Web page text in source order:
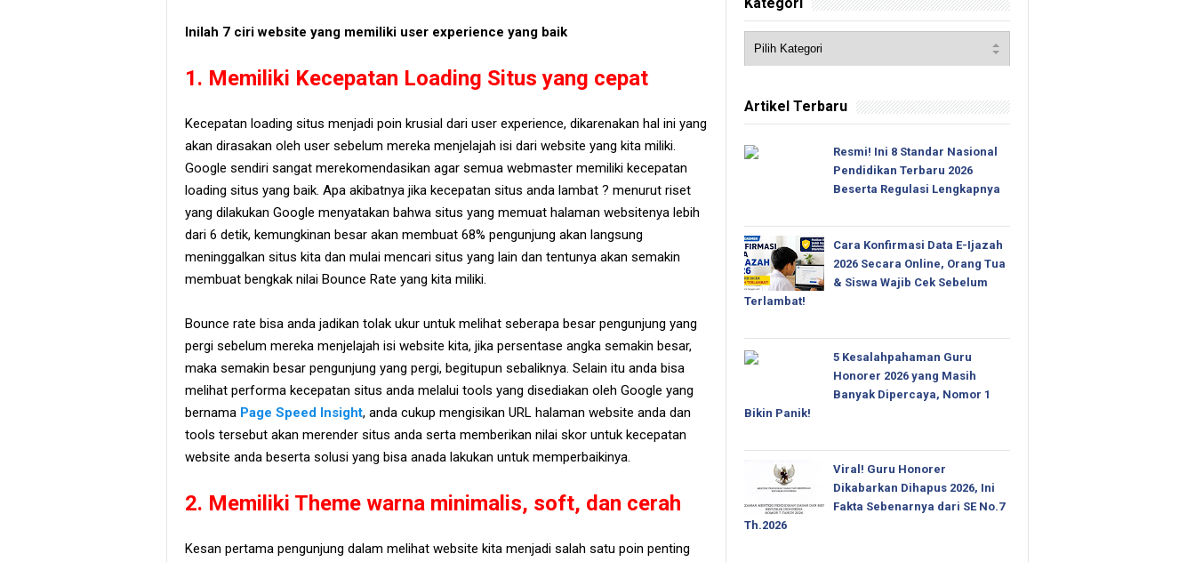
Inilah 7 ciri website yang memiliki user experience yang baik
1. Memiliki Kecepatan Loading Situs yang cepat
Kecepatan loading situs menjadi poin krusial dari user experience, dikarenakan hal ini yang
akan dirasakan oleh user sebelum mereka menjelajah isi dari website yang kita miliki.
Google sendiri sangat merekomendasikan agar semua webmaster memiliki kecepatan
loading situs yang baik. Apa akibatnya jika kecepatan situs anda lambat ? menurut riset
yang dilakukan Google menyatakan bahwa situs yang memuat halaman websitenya lebih
dari 6 detik, kemungkinan besar akan membuat 68% pengunjung akan langsung
meninggalkan situs kita dan mulai mencari situs yang lain dan tentunya akan semakin
membuat bengkak nilai Bounce Rate yang kita miliki.
Bounce rate bisa anda jadikan tolak ukur untuk melihat seberapa besar pengunjung yang
pergi sebelum mereka menjelajah isi website kita, jika persentase angka semakin besar,
maka semakin besar pengunjung yang pergi, begitupun sebaliknya. Selain itu anda bisa
melihat performa kecepatan situs anda melalui tools yang disediakan oleh Google yang
bernama Page Speed Insight, anda cukup mengisikan URL halaman website anda dan
tools tersebut akan merender situs anda serta memberikan nilai skor untuk kecepatan
website anda beserta solusi yang bisa anada lakukan untuk memperbaikinya.
2. Memiliki Theme warna minimalis, soft, dan cerah
Kesan pertama pengunjung dalam melihat website kita menjadi salah satu poin penting
Artikel Terbaru
Resmi! Ini 8 Standar Nasional
Pendidikan Terbaru 2026
Beserta Regulasi Lengkapnya
Cara Konfirmasi Data E-Ijazah
2026 Secara Online, Orang Tua
& Siswa Wajib Cek Sebelum
Terlambat!
5 Kesalahpahaman Guru
Honorer 2026 yang Masih
Banyak Dipercaya, Nomor 1
Bikin Panik!
Viral! Guru Honorer
Dikabarkan Dihapus 2026, Ini
Fakta Sebenarnya dari SE No.7
Th.2026